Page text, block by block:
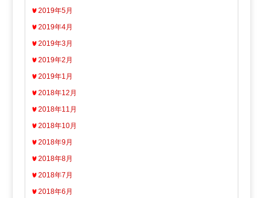
2019年5月
2019年4月
2019年3月
2019年2月
2019年1月
2018年12月
2018年11月
2018年10月
2018年9月
2018年8月
2018年7月
2018年6月